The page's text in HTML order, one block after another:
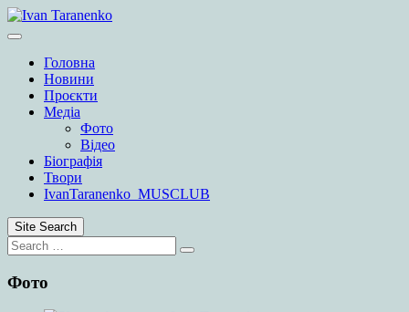
Skip
to
Головна
Новини
Проєкти
Медіа
Фото
Відео
Біографія
Твори
IvanTaranenko_MUSCLUB
Site Search
Search
for:
Search
Фото